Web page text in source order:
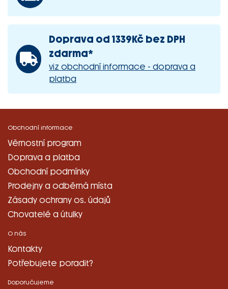
Doprava od 1339Kč bez DPH
zdarma*
viz obchodní informace - doprava a
platba
Obchodní informace
Věrnostní program
Doprava a platba
Obchodní podmínky
Prodejny a odběrná místa
Zásady ochrany os. údajů
Chovatelé a útulky
O nás
Kontakty
Potřebujete poradit?
Doporučujeme